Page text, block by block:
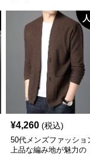
¥4,260 (税込)
50代メンズファッショ
上品な編み地が魅力の